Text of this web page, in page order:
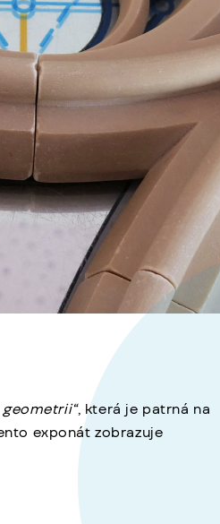
geometrii“, která je patrná na
exponát zobrazuje